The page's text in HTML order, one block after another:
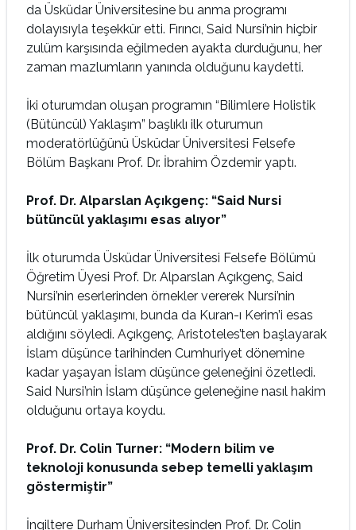
da Üsküdar Üniversitesine bu anma programı
dolayısıyla teşekkür etti. Fırıncı, Said Nursi’nin hiçbir
zulüm karşısında eğilmeden ayakta durduğunu, her
zaman mazlumların yanında olduğunu kaydetti.
İki oturumdan oluşan programın “Bilimlere Holistik
(Bütüncül) Yaklaşım” başlıklı ilk oturumun
moderatörlüğünü Üsküdar Üniversitesi Felsefe
Bölüm Başkanı Prof. Dr. İbrahim Özdemir yaptı.
Prof. Dr. Alparslan Açıkgenç: “Said Nursi
bütüncül yaklaşımı esas alıyor”
İlk oturumda Üsküdar Üniversitesi Felsefe Bölümü
Öğretim Üyesi Prof. Dr. Alparslan Açıkgenç, Said
Nursi’nin eserlerinden örnekler vererek Nursi’nin
bütüncül yaklaşımı, bunda da Kuran-ı Kerim’i esas
aldığını söyledi. Açıkgenç, Aristoteles’ten başlayarak
İslam düşünce tarihinden Cumhuriyet dönemine
kadar yaşayan İslam düşünce geleneğini özetledi.
Said Nursi’nin İslam düşünce geleneğine nasıl hakim
olduğunu ortaya koydu.
Prof. Dr. Colin Turner: “Modern bilim ve
teknoloji konusunda sebep temelli yaklaşım
göstermiştir”
İngiltere Durham Üniversitesinden Prof. Dr. Colin